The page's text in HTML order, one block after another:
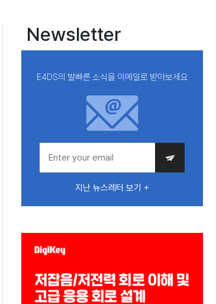
Newsletter
E4DS의 발빠른 소식을 이메일로 받아보세요
지난 뉴스레터 보기 +